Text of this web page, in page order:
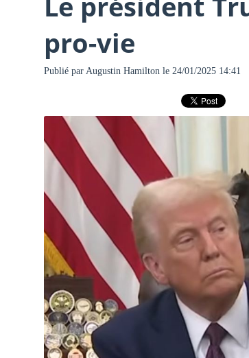
pro-vie
Publié par Augustin Hamiltonle 24/01/2025 14:41